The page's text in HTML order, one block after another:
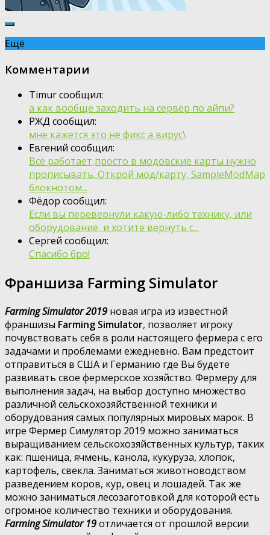
Ещё
Комментарии
Timur сообщил:
а как вообще заходить на сервер по айпи?
РЖД сообщил:
мне кажется это не фикс а вирус\
Евгений сообщил:
Всё работает,просто в модовские карты нужно
прописывать. Открой мод/карту, SampleModMap
блокнотом...
Фёдор сообщил:
Если вы перевернули какую-либо технику, или
оборудование, и хотите вернуть с...
Сергей сообщил:
Спасибо бро!
Франшиза Farming Simulator
Farming Simulator 2019 новая игра из известной
франшизы Farming Simulator, позволяет игроку
почувствовать себя в роли настоящего фермера с его
задачами и проблемами ежедневно. Вам предстоит
отправиться в США и Германию где Вы будете
развивать свое фермерское хозяйство. Фермеру для
выполнения задач, на выбор доступно множество
различной сельскохозяйственной техники и
оборудования самых популярных мировых марок. В
игре Фермер Симулятор 2019 можно заниматься
выращиванием сельскохозяйственных культур, таких
как: пшеница, ячмень, канола, кукуруза, хлопок,
картофель, свекла. Заниматься животноводством
разведением коров, кур, овец и лошадей. Так же
можно заниматься лесозаготовкой для которой есть
огромное количество техники и оборудования.
Farming Simulator 19отличается от прошлой версии